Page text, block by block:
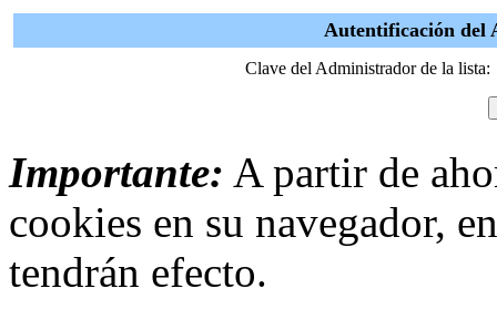
Autentificación del
Clave del Administrador de la lista:
Importante: A partir de
cookies en su navegador,
tendrán efecto.